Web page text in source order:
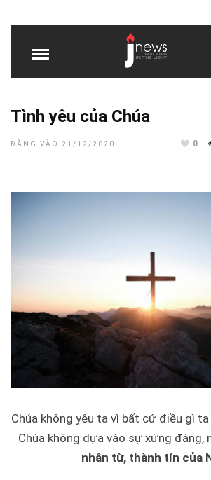
Tình yêu của Chúa
ĐĂNG VÀO 21/12/2020 0
Chúa không yêu ta vì bất cứ điều gì
Chúa không dựa vào sự xứng đáng,
nhân từ, thành tín của